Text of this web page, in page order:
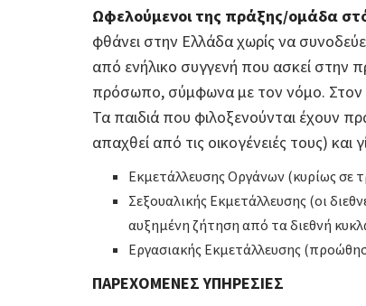
Ωφελούμενοι της πράξης/ομάδα
φθάνει στην Ελλάδα χωρίς να
από ενήλικο συγγενή που ασκεί στην
πρόσωπο, σύμφωνα με τον νόμο. Στον
Τα παιδιά που φιλοξενούνται έχουν
απαχθεί από τις οικογένειές τους) και
Εκμετάλλευσης Οργάνων (κυρίως σε
Σεξουαλικής Εκμετάλλευσης (οι
αυξημένη ζήτηση από τα διεθνή
Εργασιακής Εκμετάλλευσης
ΠΑΡΕΧΟΜΕΝΕΣ ΥΠΗΡΕΣΙΕΣ